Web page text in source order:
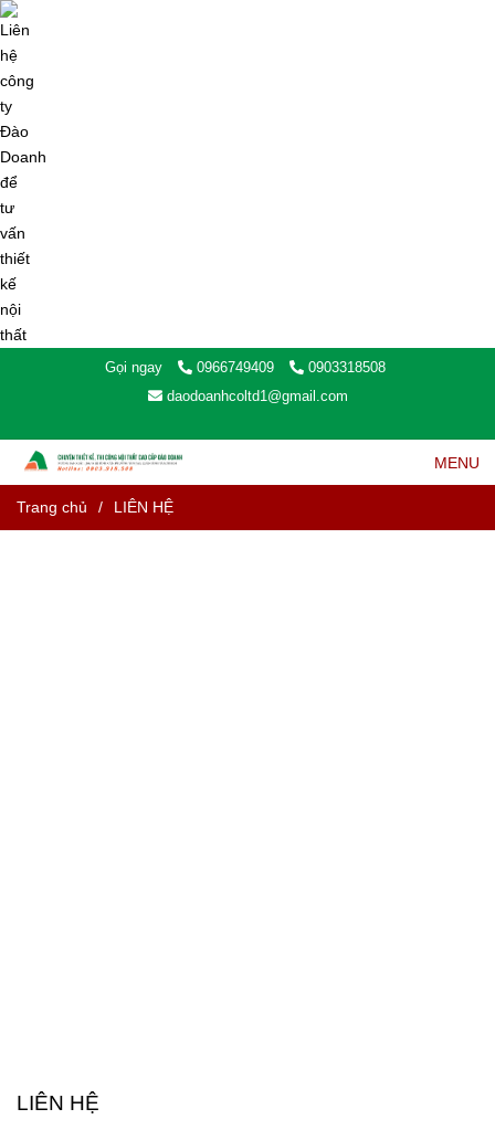
Gọi ngay 0966749409
0903318508
daodoanhcoltd1@gmail.com
MENU
Trang chủ / LIÊN HỆ
LIÊN HỆ